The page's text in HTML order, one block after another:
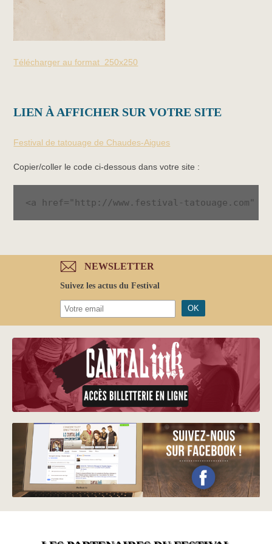
Télécharger au format 250x250
LIEN À AFFICHER SUR VOTRE SITE
Festival de tatouage de Chaudes-Aigues
Copier/coller le code ci-dessous dans votre site :
<a href="http://www.festival-tatouage.com"
NEWSLETTER
Suivez les actus du Festival